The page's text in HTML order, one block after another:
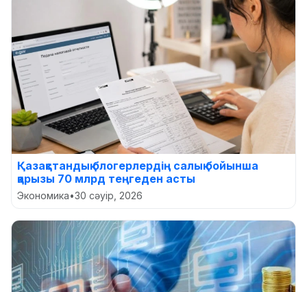
Қазақстандық блогерлердің салық бойынша
қарызы 70 млрд теңгеден асты
Экономика•30 сәуір, 2026